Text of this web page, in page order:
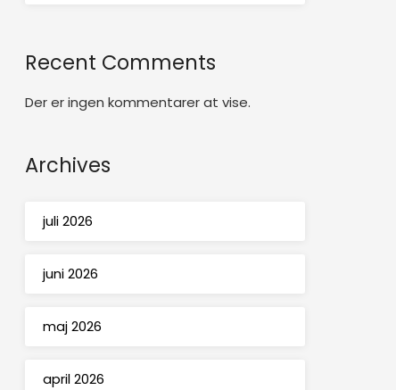
Recent Comments
Der er ingen kommentarer at vise.
Archives
juli 2026
juni 2026
maj 2026
april 2026